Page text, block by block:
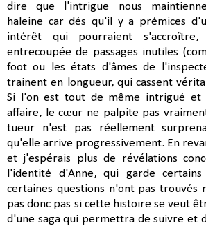
dire que l'intrigue nous
haleine car dés qu'il y a prémices
intérêt qui pourraient
entrecoupée de passages inutiles
foot ou les états d'âmes de
trainent en longueur, qui cassent
Si l'on est tout de même intrigué et
affaire, le cœur ne palpite pas
tueur n'est pas réellement
qu'elle arrive progressivement. En
et j'espérais plus de révélations
l'identité d'Anne, qui garde
certaines questions n'ont pas trouvés
pas donc pas si cette histoire se veut
d'une saga qui permettra de suivre et